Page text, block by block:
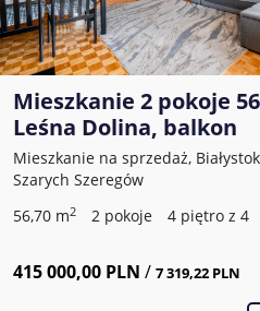
Mieszkanie 2 pokoje
Leśna Dolina, balkon
Mieszkanie na sprzedaż,
Szarych Szeregów
56,70 m2 2 pokoje 4 piętro z 4
415 000,00 PLN / 7 319,22 PLN